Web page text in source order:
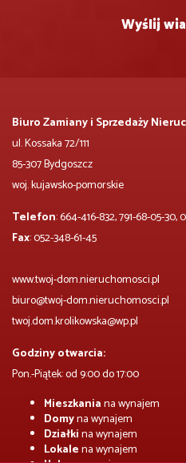
Biuro Zamiany i Sprzedaży
ul. Kossaka 72/111
85-307 Bydgoszcz
woj. kujawsko-pomorskie
Telefon: 664-416-832, 791-68-05-30,
Fax: 052-348-61-45
www.twoj-dom.nieruchomosci.pl
biuro@twoj-dom.nieruchomosci.pl
twoj.dom.krolikowska@wp.pl
Godziny otwarcia:
Pon.-Piątek: od 9:00 do 17:00
Mieszkaniana wynajem
Domyna wynajem
Działkina wynajem
Lokalena wynajem